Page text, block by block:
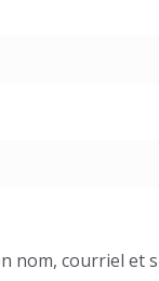
nom, courriel et